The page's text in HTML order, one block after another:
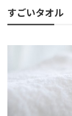
すごいタオル